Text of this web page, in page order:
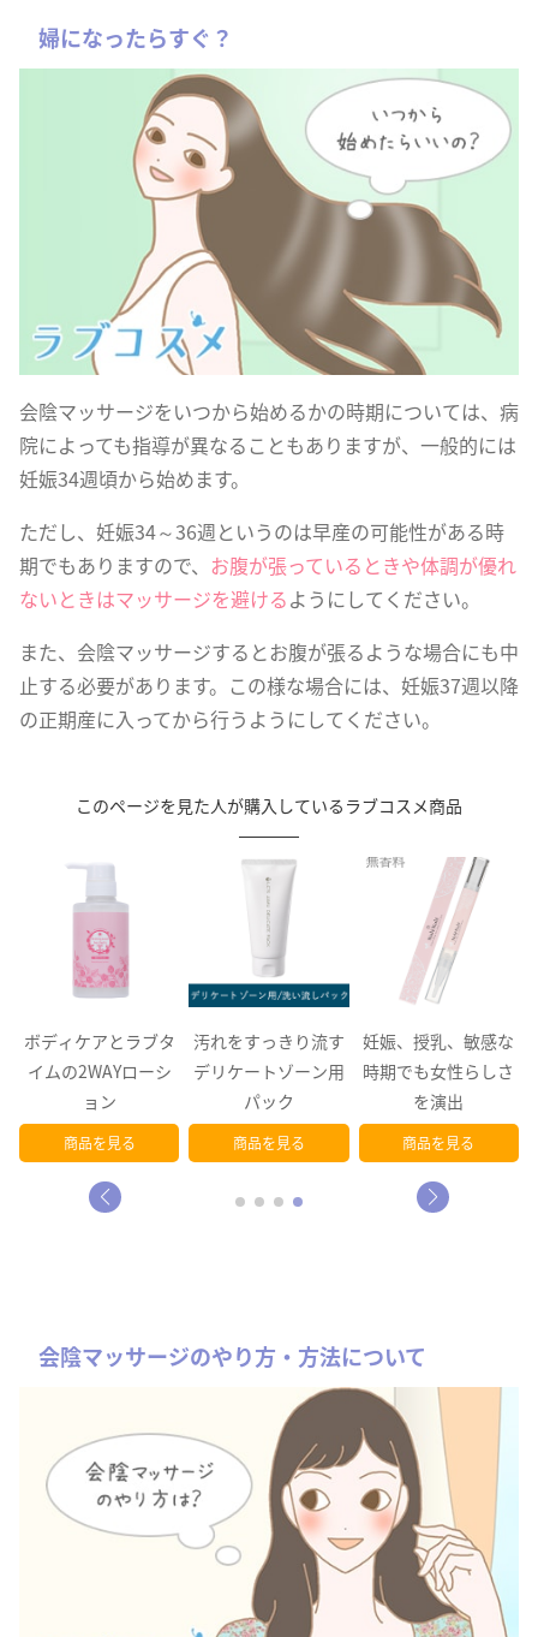
婦になったらすぐ？
会陰マッサージをいつから始めるかの時期については、病
院によっても指導が異なることもありますが、一般的には
妊娠34週頃から始めます。
ただし、妊娠34～36週というのは早産の可能性がある時
期でもありますので、 お腹が張っているときや体調が優れ
ないときはマッサージを避けるようにしてください。
また、会陰マッサージするとお腹が張るような場合にも中
止する必要があります。この様な場合には、妊娠37週以降
の正期産に入ってから行うようにしてください。
このページを見た人が購入しているラブコスメ商品
汚れをすっきり流す
デリケートゾーン用
パック
商品を見る
妊娠、授乳、敏感な
時期でも女性らしさ
を演出
商品を見る
可愛い！ラブグッズ
用コンドーム
商品を見る
会陰マッサージのやり方・方法について